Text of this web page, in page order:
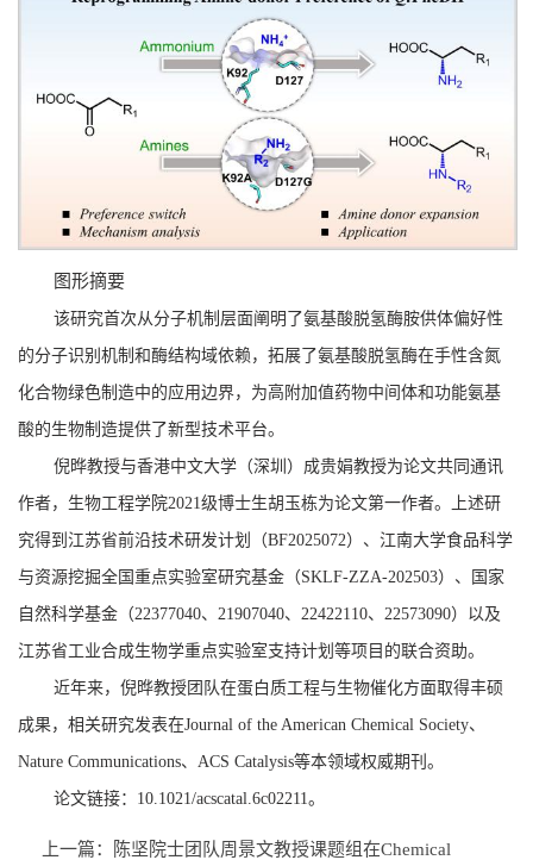
图形摘要
该研究首次从分子机制层面阐明了氨基酸脱氢酶胺供体偏好性
的分子识别机制和酶结构域依赖，拓展了氨基酸脱氢酶在手性含氮
化合物绿色制造中的应用边界，为高附加值药物中间体和功能氨基
酸的生物制造提供了新型技术平台。
倪晔教授与香港中文大学（深圳）成贵娟教授为论文共同通讯
作者，生物工程学院2021级博士生胡玉栋为论文第一作者。上述研
究得到江苏省前沿技术研发计划（BF2025072）、江南大学食品科学
与资源挖掘全国重点实验室研究基金（SKLF-ZZA-202503）、国家
自然科学基金（22377040、 21907040、 22422110、 22573090）以及
江苏省工业合成生物学重点实验室支持计划等项目的联合资助。
近年来，倪晔教授团队在蛋白质工程与生物催化方面取得丰硕
成果，相关研究发表在Journal of the American Chemical Society、
Nature Communications、 ACS Catalysis等本领域权威期刊。
论文链接： 10.1021/acscatal.6c02211。
上一篇： 陈坚院士团队周景文教授课题组在Chemical